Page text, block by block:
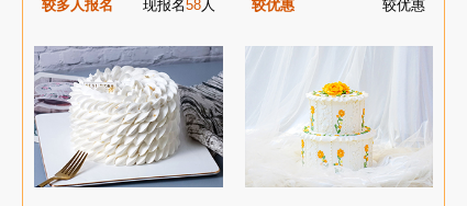
较多人报名 现报名58人 较优惠 较优惠